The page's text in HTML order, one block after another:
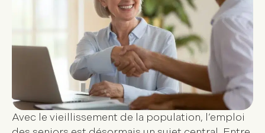
Avec le vieillissement de la population, l’emploi